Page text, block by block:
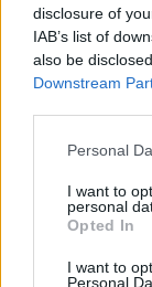
disclosure of
IAB’s list of
also be
Downstream
Please note
not limited to
grant or deny
use your data
consent section.
Personal
I want to
personal
Opted In
I want to
Personal